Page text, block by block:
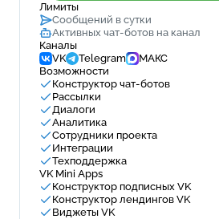
Лимиты
Сообщений в сутки
Активных чат-ботов на канал
Каналы
VK
Telegram
МАКС
Возможности
Конструктор чат-ботов
Рассылки
Диалоги
Аналитика
Сотрудники проекта
Интеграции
Техподдержка
VK Mini Apps
Конструктор подписных VK
Конструктор лендингов VK
Виджеты VK